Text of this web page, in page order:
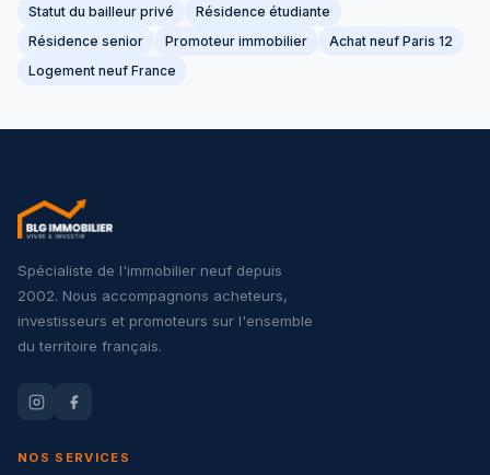
Statut du bailleur privé
Résidence étudiante
Résidence senior
Promoteur immobilier
Achat neuf Paris 12
Logement neuf France
Spécialiste de l'immobilier neuf depuis
2002. Nous accompagnons acheteurs,
investisseurs et promoteurs sur l'ensemble
du territoire français.
NOS SERVICES